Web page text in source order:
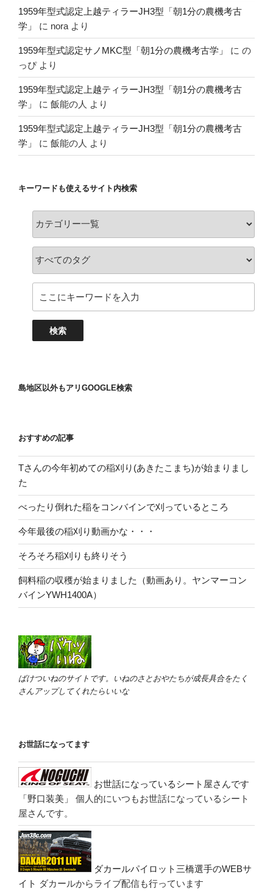
1959年型式認定上越ティラーJH3型「朝1分の農機考古
学」
に nora より
1959年型式認定サノMKC型「朝1分の農機考古学」 に の
っぴより
1959年型式認定上越ティラーJH3型「朝1分の農機考古
学」
に 飯能の人 より
1959年型式認定上越ティラーJH3型「朝1分の農機考古
学」
に 飯能の人 より
キーワードも使えるサイト内検索
島地区以外もアリGOOGLE検索
おすすめの記事
Tさんの今年初めての稲刈り(あきたこまち)が始まりまし
た
べったり倒れた稲をコンバインで刈っているところ
今年最後の稲刈り動画かな・・・
そろそろ稲刈りも終りそう
飼料稲の収穫が始まりました（動画あり。ヤンマーコン
バインYWH1400A）
ばけついねのサイトです。いねのさとおやたちが成長具合をたく
さんアップしてくれたらいいな
お世話になってます
お世話になっているシート屋さんです
「野口装美」
個人的にいつもお世話になっているシート
屋さんです。
ダカールパイロット三橋選手のWEBサ
イト ダカールからライブ配信も行っています